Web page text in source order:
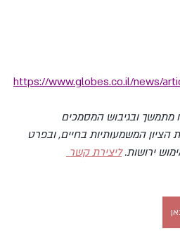
https://www.globes.co.il/news/
מתמשך ובגיבוש המסמכים
הציון המשמעותיות בחיים, ובפרט
ירושות. ליצירת קשר